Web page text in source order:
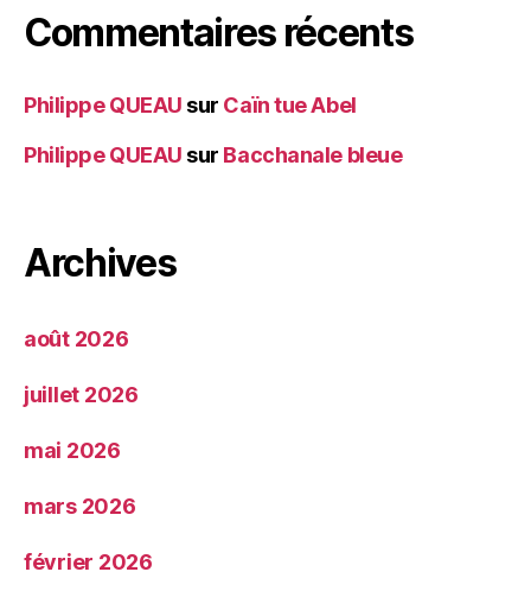
Commentaires récents
Philippe QUEAU sur Caïn tue Abel
Philippe QUEAU sur Bacchanale bleue
Archives
août 2026
juillet 2026
mai 2026
mars 2026
février 2026